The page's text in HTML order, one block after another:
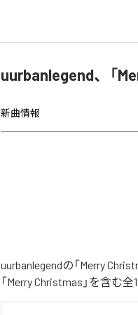
uurbanlegend、「
新曲情報
uurbanlegendの「Merry
「Merry Christmas」を含む